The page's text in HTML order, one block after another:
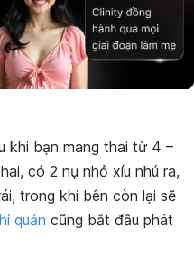
khi bạn mang thai từ 4 –
có 2 nụ nhỏ xíu nhú ra,
trong khi bên còn lại sẽ
quản cũng bắt đầu phát